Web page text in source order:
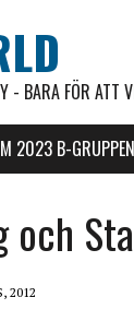
- BARA FÖR ATT
2023 B-GRUPPEN
och
2012